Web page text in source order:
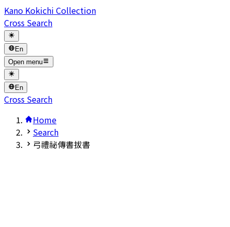
Kano Kokichi Collection
Cross Search
En
Open menu
En
Cross Search
Home
Search
弓禮祕傳書拔書